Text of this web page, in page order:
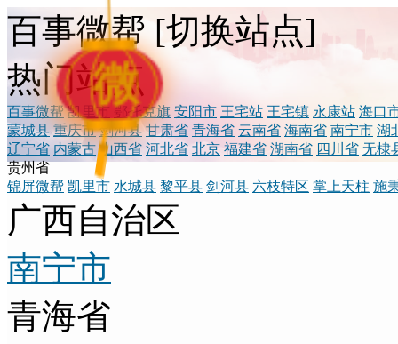
百事微帮 [切换站点]
热门站点
百事微帮 凯里市 鄂托克旗 安阳市 王宅站 王宅镇 永康站 海口
蒙城县 重庆市 剑河县 甘肃省 青海省 云南省 海南省 南宁市 湖
辽宁省 内蒙古 山西省 河北省 北京 福建省 湖南省 四川省 无棣
贵州省
锦屏微帮 凯里市 水城县 黎平县 剑河县 六枝特区 掌上天柱 施
广西自治区
南宁市
青海省
微